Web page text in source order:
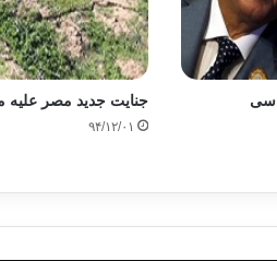
جنایت جدید مصر علیه
۹۴/۱۲/۰۱